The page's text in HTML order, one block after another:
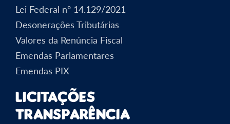
Lei Federal nº 14.129/2021
Desonerações Tributárias
Valores da Renúncia Fiscal
Emendas Parlamentares
Emendas PIX
Licitações
Transparência